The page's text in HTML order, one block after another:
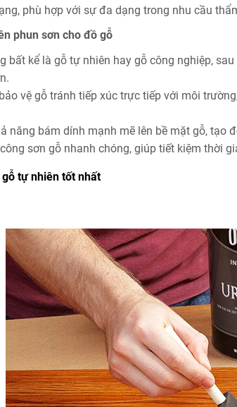
phù hợp với sự đa dạng trong nhu cầu
phun sơn cho đồ gỗ
bất kể là gỗ tự nhiên hay gỗ công nghiệp,
vệ gỗ tránh tiếp xúc trực tiếp với môi
năng bám dính mạnh mẽ lên bề mặt gỗ, tạo
sơn gỗ nhanh chóng, giúp tiết kiệm thời
tự nhiên tốt nhất